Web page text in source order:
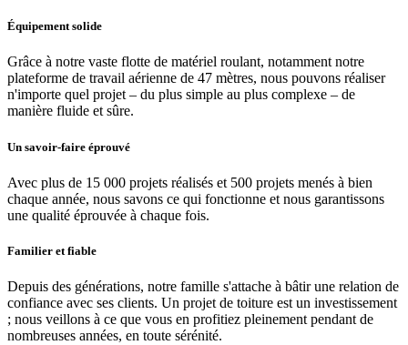
Équipement solide
Grâce à notre vaste flotte de matériel roulant, notamment notre
plateforme de travail aérienne de 47 mètres, nous pouvons réaliser
n'importe quel projet – du plus simple au plus complexe – de
manière fluide et sûre.
Un savoir-faire éprouvé
Avec plus de 15 000 projets réalisés et 500 projets menés à bien
chaque année, nous savons ce qui fonctionne et nous garantissons
une qualité éprouvée à chaque fois.
Familier et fiable
Depuis des générations, notre famille s'attache à bâtir une relation de
confiance avec ses clients. Un projet de toiture est un investissement
; nous veillons à ce que vous en profitiez pleinement pendant de
nombreuses années, en toute sérénité.